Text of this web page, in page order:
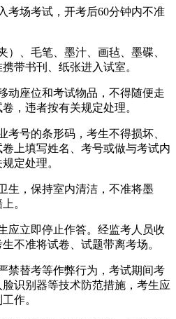
考场考试，开考后60分钟内不准
）、毛笔、墨汁、画毡、墨碟、
带书刊、纸张进入试室。
动座位和考试物品，不得随便走
，违者按有关规定处理。
考号的条形码，考生不得损坏、
上填写姓名、考号或做与考试内
定处理。
生，保持室内清洁，不准将墨
。
应立即停止作答。经监考人员收
不准将试卷、试题带离考场。
禁替考等作弊行为，考试期间考
识别器等技术防范措施，考生应
作。